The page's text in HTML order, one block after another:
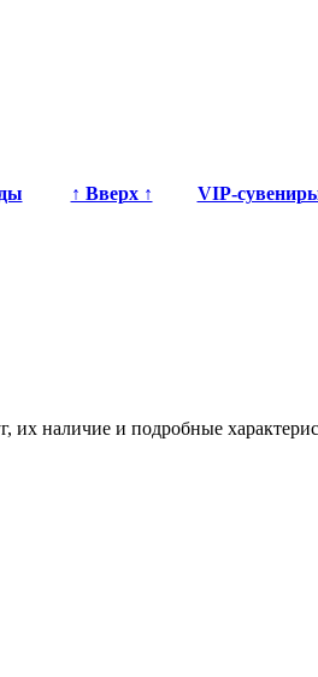
↑ Вверх ↑ VIP-
наличие и подробные